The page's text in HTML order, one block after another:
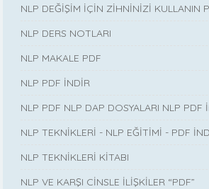
NLP DEĞİŞİM İÇİN ZİHNİNİZİ KULLANIN
NLP DERS NOTLARI
NLP MAKALE PDF
NLP PDF İNDİR
NLP PDF NLP DAP DOSYALARI NLP PDF
NLP TEKNİKLERİ - NLP EĞİTİMİ - PDF
NLP TEKNİKLERİ KİTABI
NLP VE KARŞI CİNSLE İLİŞKİLER “PDF”